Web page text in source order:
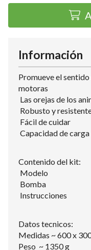
Información
Promueve el
motoras
Las orejas de los
Robusto y
Fácil de cuidar
Capacidad de
Contenido del kit:
Modelo
Bomba
Instrucciones
Datos tecnicos:
Medidas ~ 600 x
Peso ~ 1350 g